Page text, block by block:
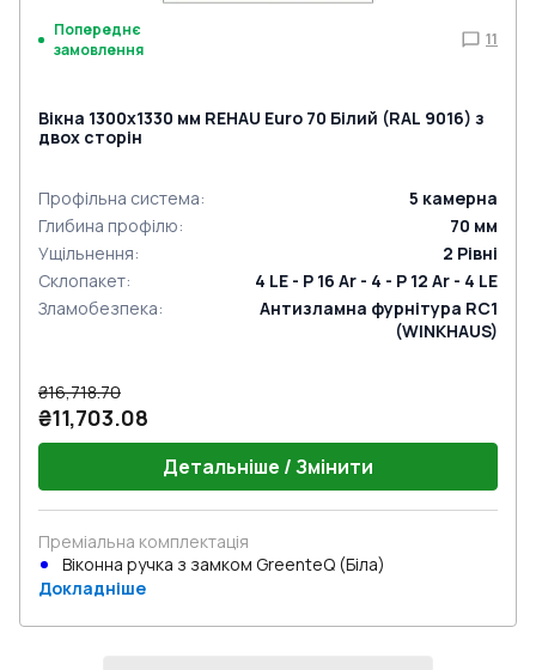
Попереднє
замовлення
11
Вікна 1300x1330 мм REHAU Euro 70 Білий (RAL 9016) з
двох сторін
Профільна система: 5 камерна
Глибина профілю: 70 мм
Ущільнення: 2 Рівні
Склопакет:
4 LE - P 16 Ar - 4 - P 12 Ar - 4 LE
Зламобезпека:
Антизламна фурнітура RC1
(WINKHAUS)
₴16,718.70
₴11,703.08
Детальніше / Змінити
Преміальна комплектація
Віконна ручка з замком GreenteQ (Біла)
Докладніше